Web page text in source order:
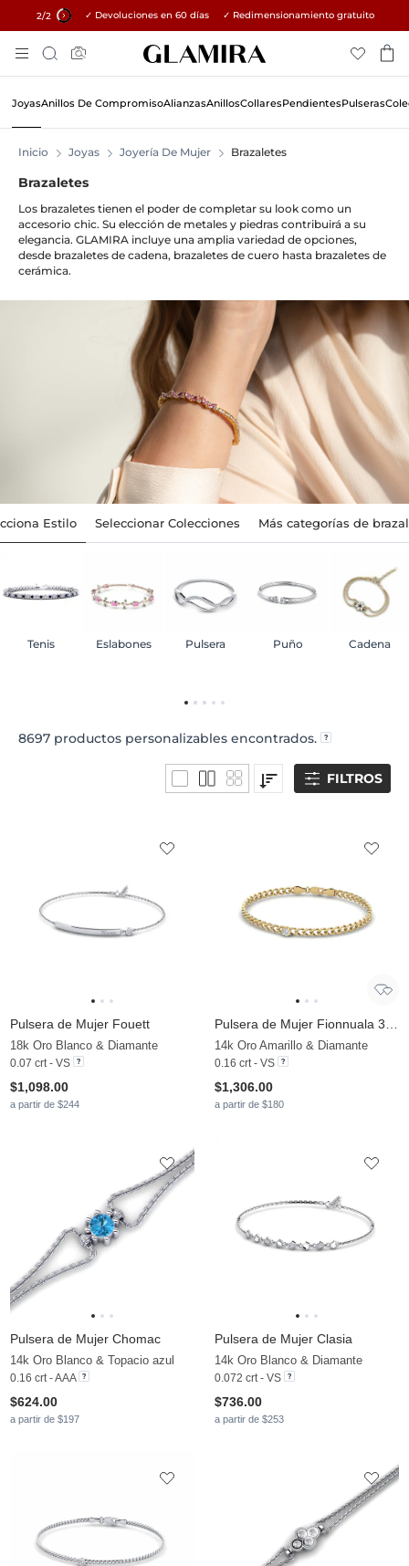
2/2 15% en todos los pedidos →
✓ Devoluciones en 60 días ✓ Redimensionamiento gratuito
To
Content
Búsqueda
JoyasAnillos De CompromisoAlianzasAnillosCollaresPendientesPulseras
Inicio Joyas Joyería De Mujer Brazaletes
Brazaletes
Los brazaletes tienen el poder de completar su look como un
accesorio chic. Su elección de metales y piedras contribuirá a su
elegancia. GLAMIRA incluye una amplia variedad de opciones,
desde brazaletes de cadena, brazaletes de cuero hasta brazaletes de
cerámica.
Estilo Seleccionar Colecciones Más categorías de
Tenis Eslabones Pulsera Puño Cadena
8697 productos personalizables encontrados.
FILTROS
Pulsera de Mujer Fouett
18k Oro Blanco & Diamante
0.07 crt - VS
$1,098.00
a partir de $244
14k Oro Amarillo & Diamante
0.16 crt - VS
$1,306.00
a partir de $180
Pulsera de Mujer Chomac
14k Oro Blanco & Topacio azul
0.16 crt - AAA
$624.00
a partir de $197
Pulsera de Mujer Clasia
14k Oro Blanco & Diamante
0.072 crt - VS
$736.00
a partir de $253